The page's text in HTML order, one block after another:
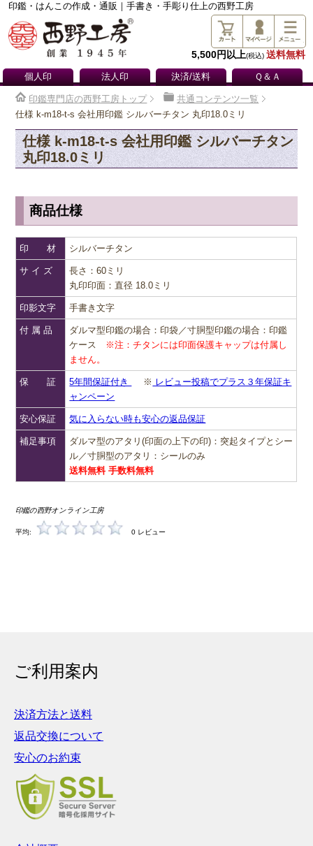
印鑑・はんこの作成・通販｜手書き・手彫り仕上の西野工房
5,500円以上(税込) 送料無料
個人印 法人印 決済/送料 Ｑ＆Ａ
印鑑専門店の西野工房トップ
共通コンテンツ一覧
仕様 k-m18-t-s 会社用印鑑 シルバーチタン 丸印18.0ミリ
仕様 k-m18-t-s 会社用印鑑 シルバーチタン
丸印18.0ミリ
商品仕様
印 材 シルバーチタン
サ イ ズ
長さ：60ミリ
丸印印面：直径 18.0ミリ
印影文字 手書き文字
付 属 品
ダルマ型印鑑の場合：印袋／寸胴型印鑑の場合：印鑑
ケース
※注：チタンには印面保護キャップは付属し
ません。
保 証 5年間保証付き ※ レビュー投稿でプラス３年保証キ
ャンペーン
安心保証 気に入らない時も安心の返品保証
補足事項
ダルマ型のアタリ(印面の上下の印)：突起タイプとシー
ル／寸胴型のアタリ：シールのみ
送料無料 手数料無料
印鑑の西野オンライン工房
平均: 0 レビュー
ご利用案内
決済方法と送料
返品交換について
安心のお約束